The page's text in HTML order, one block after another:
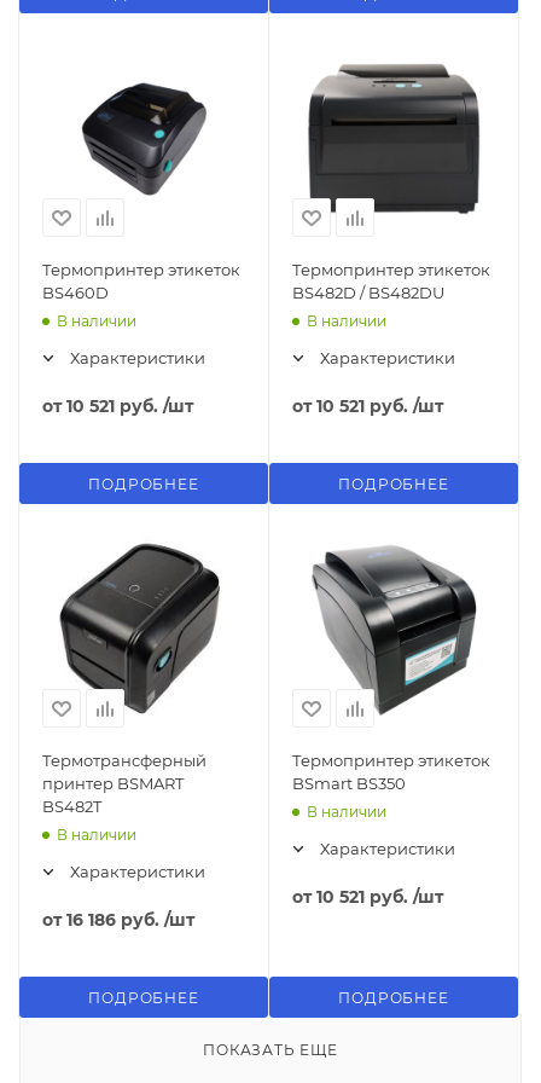
Термопринтер этикеток
BS460D
В наличии
Характеристики
от10 521 руб. /шт
ПОДРОБНЕЕ
Термопринтер этикеток
BS482D / BS482DU
В наличии
Характеристики
от10 521 руб. /шт
ПОДРОБНЕЕ
Термотрансферный
принтер BSMART
BS482T
В наличии
Характеристики
от16 186 руб. /шт
ПОДРОБНЕЕ
Термопринтер этикеток
BSmart BS350
В наличии
Характеристики
от10 521 руб. /шт
ПОДРОБНЕЕ
ПОКАЗАТЬ ЕЩЕ